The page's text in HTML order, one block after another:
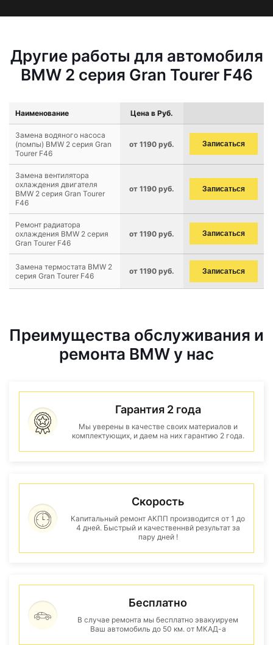
Другие работы для автомобиля
BMW 2 серия Gran Tourer F46
Наименование Цена в Руб.
Замена водяного насоса
(помпы) BMW 2 серия Gran
Tourer F46
от 1190 руб. Записаться
Замена вентилятора
охлаждения двигателя
BMW 2 серия Gran Tourer
F46
от 1190 руб. Записаться
Ремонт радиатора
охлаждения BMW 2 серия
Gran Tourer F46
от 1190 руб. Записаться
Замена термостата BMW 2
серия Gran Tourer F46
от 1190 руб. Записаться
Преимущества обслуживания и
ремонта BMW у нас
Гарантия 2 года
Мы уверены в качестве своих материалов и
комплектующих, и даем на них гарантию 2 года.
Скорость
Капитальный ремонт АКПП производится от 1 до
4 дней. Быстрый и качественнвй результат за
пару дней !
Бесплатно
В случае ремонта мы бесплатно эвакуируем
Ваш автомобиль до 50 км. от МКАД-а